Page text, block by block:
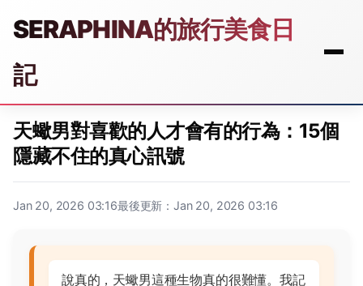
SERAPHINA的旅行美食日
記
天蠍男對喜歡的人才會有的行為：15個
隱藏不住的真心訊號
Jan 20, 2026 03:16最後更新：Jan 20, 2026 03:16
說真的，天蠍男這種生物真的很難懂。我記